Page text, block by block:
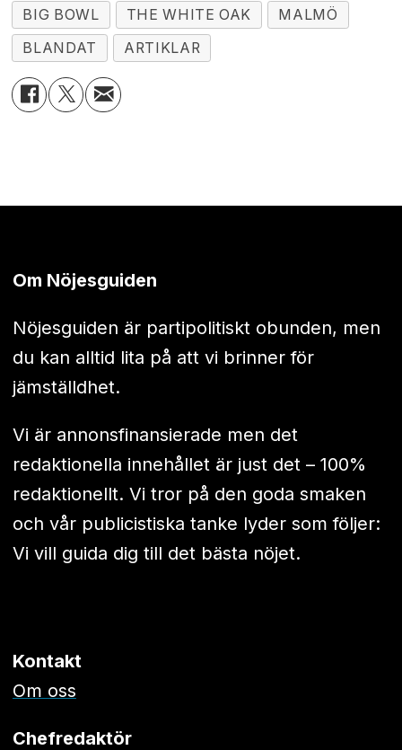
BIG BOWL THE WHITE OAK
MALMÖ
BLANDAT
ARTIKLAR
Om Nöjesguiden
Nöjesguiden är partipolitiskt obunden, men
du kan alltid lita på att vi brinner för
jämställdhet.
Vi är annonsfinansierade men det
redaktionella innehållet är just det – 100%
redaktionellt. Vi tror på den goda smaken
och vår publicistiska tanke lyder som följer:
Vi vill guida dig till det bästa nöjet.
Kontakt
Om oss
Chefredaktör